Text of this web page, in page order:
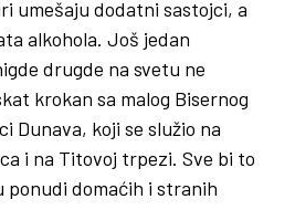
umešaju dodatni sastojci, a
alkohola. Još jedan
drugde na svetu ne
krokan sa malog Bisernog
Dunava, koji se služio na
i na Titovoj trpezi. Sve bi to
ponudi domaćih i stranih